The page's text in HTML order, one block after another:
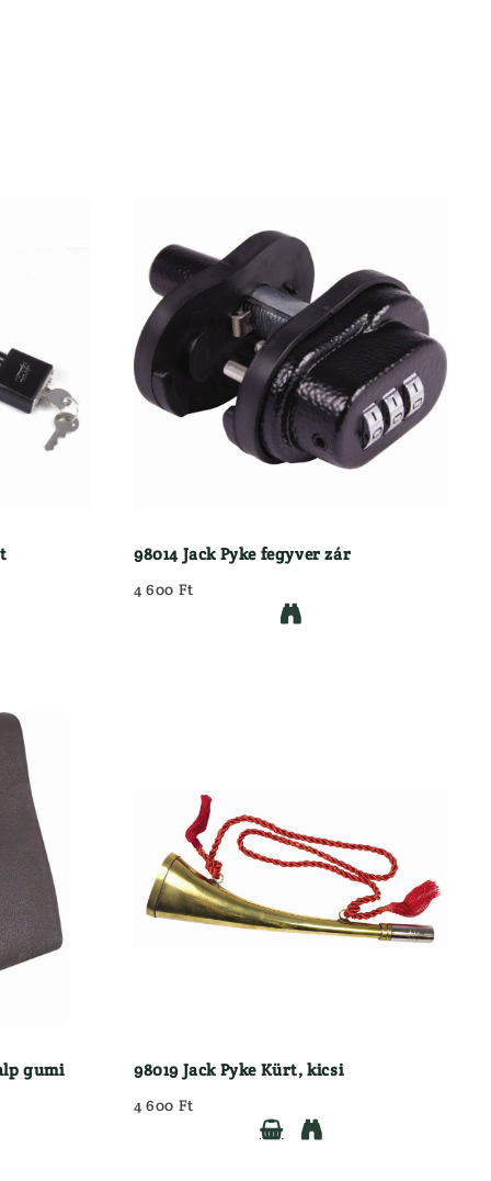
VADETETŐ
98014 Jack Pyke fegyver zár
4 600 Ft

gumi 98019 Jack Pyke Kürt, kicsi
4 600 Ft

